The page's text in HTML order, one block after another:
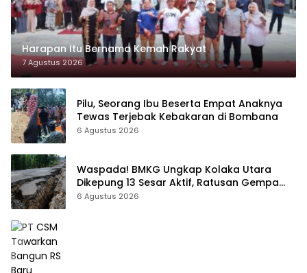
Harapan Itu Bernama Kemah Rakyat
7 Agustus 2026
Pilu, Seorang Ibu Beserta Empat Anaknya
Tewas Terjebak Kebakaran di Bombana
6 Agustus 2026
Waspada! BMKG Ungkap Kolaka Utara
Dikepung 13 Sesar Aktif, Ratusan Gempa
Sudah Terekam
6 Agustus 2026